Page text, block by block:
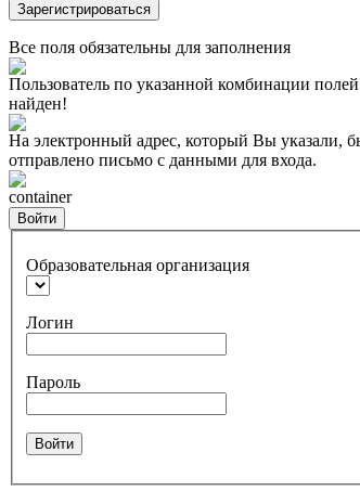
Зарегистрироваться
Все поля обязательны для заполнения
Пользователь по указанной комбинации
найден!
На электронный адрес, который Вы указали,
отправлено письмо с данными для входа.
container
Войти
Образовательная организация
Логин
Пароль
Войти